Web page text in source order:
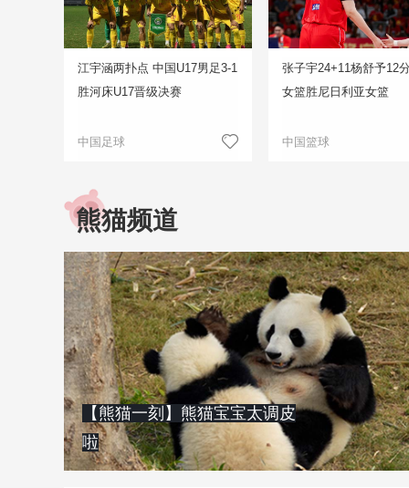
江宇涵两扑点 中国U17男足3-1
胜河床U17晋级决赛
中国足球
张子宇24+11杨舒予12
女篮胜尼日利亚女篮
中国篮球
熊猫频道
【熊猫一刻】熊猫宝宝太调皮
啦